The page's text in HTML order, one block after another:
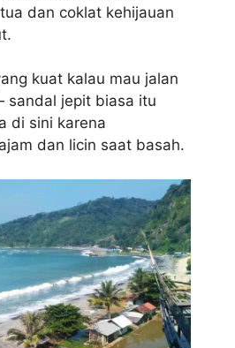
dan coklat kehijauan
kuat kalau mau jalan
sandal jepit biasa itu
di sini karena
dan licin saat basah.